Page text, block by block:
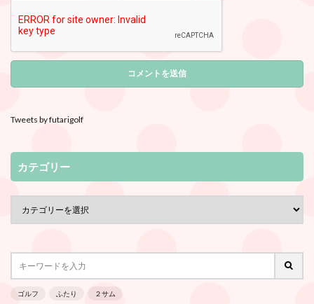
Tweets by futarigolf
カテゴリー
ゴルフ ふたり ２サム